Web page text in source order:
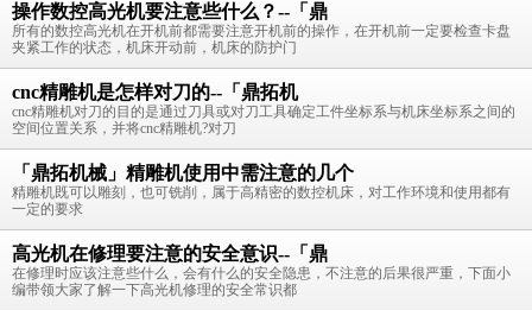
操作数控高光机要注意些什么？--「鼎
所有的数控高光机在开机前都需要注意开机前的操作，在开机前一定要检查卡盘
夹紧工作的状态，机床开动前，机床的防护门
cnc精雕机是怎样对刀的--「鼎拓机
cnc精雕机对刀的目的是通过刀具或对刀工具确定工件坐标系与机床坐标系之间的
空间位置关系，并将cnc精雕机?对刀
「鼎拓机械」精雕机使用中需注意的几个
精雕机既可以雕刻，也可铣削，属于高精密的数控机床，对工作环境和使用都有
一定的要求
高光机在修理要注意的安全意识--「鼎
在修理时应该注意些什么，会有什么的安全隐患，不注意的后果很严重，下面小
编带领大家了解一下高光机修理的安全常识都